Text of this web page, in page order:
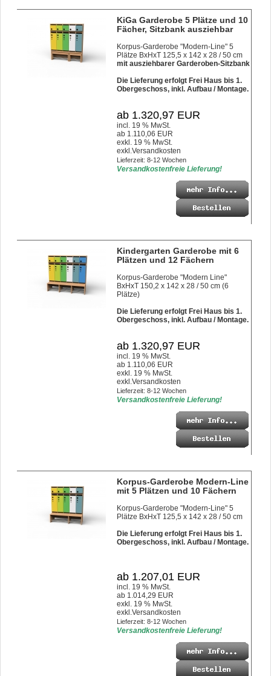
KiGa Garderobe 5 Plätze und 10
Fächer, Sitzbank ausziehbar
Korpus-Garderobe "Modern-Line" 5
Plätze BxHxT 125,5 x 142 x 28 / 50 cm
mit ausziehbarer Garderoben-Sitzbank
Die Lieferung erfolgt Frei Haus bis 1.
Obergeschoss, inkl. Aufbau / Montage.
ab 1.320,97 EUR
incl. 19 % MwSt.
ab 1.110,06 EUR
exkl. 19 % MwSt.
exkl.Versandkosten
Lieferzeit: 8-12 Wochen
Versandkostenfreie Lieferung!
Kindergarten Garderobe mit 6
Plätzen und 12 Fächern
Korpus-Garderobe "Modern Line"
BxHxT 150,2 x 142 x 28 / 50 cm (6
Plätze)
Die Lieferung erfolgt Frei Haus bis 1.
Obergeschoss, inkl. Aufbau / Montage.
ab 1.320,97 EUR
incl. 19 % MwSt.
ab 1.110,06 EUR
exkl. 19 % MwSt.
exkl.Versandkosten
Lieferzeit: 8-12 Wochen
Versandkostenfreie Lieferung!
Korpus-Garderobe Modern-Line
mit 5 Plätzen und 10 Fächern
Korpus-Garderobe "Modern-Line" 5
Plätze BxHxT 125,5 x 142 x 28 / 50 cm
Die Lieferung erfolgt Frei Haus bis 1.
Obergeschoss, inkl. Aufbau / Montage.
ab 1.207,01 EUR
incl. 19 % MwSt.
ab 1.014,29 EUR
exkl. 19 % MwSt.
exkl.Versandkosten
Lieferzeit: 8-12 Wochen
Versandkostenfreie Lieferung!